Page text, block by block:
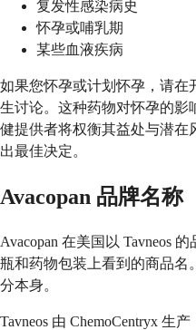
复发性感染病史
怀孕或哺乳期
某些血液疾病
如果您怀孕或计划怀孕，请在
生讨论。这种药物对怀孕的影
健提供者将权衡其益处与潜在
出最佳决定。
Avacopan 品牌名称
Avacopan 在美国以 Tavneos
瓶和药物包装上看到的商品名
分本身。
Tavneos 由 ChemoCentryx 生